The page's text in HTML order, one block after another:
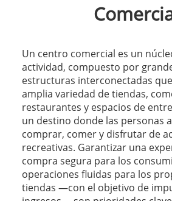
Un centro comercial es un
actividad, compuesto por
estructuras interconectadas
amplia variedad de tiendas,
restaurantes y espacios de
un destino donde las personas
comprar, comer y disfrutar de
recreativas. Garantizar una
compra segura para los
operaciones fluidas para los
tiendas —con el objetivo de